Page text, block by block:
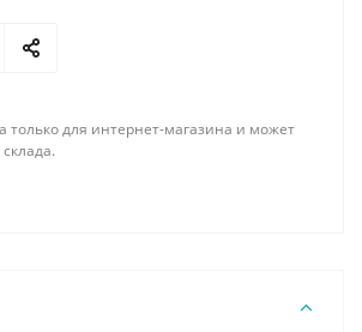
только для интернет-магазина и может